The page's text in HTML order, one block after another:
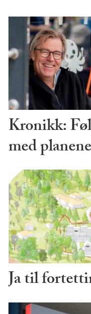
Kronikk:
med
Ja til